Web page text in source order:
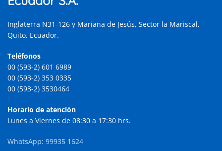
Inglaterra N31-126 y Mariana de Jesús, Sector la Mariscal,
Quito, Ecuador.
Teléfonos
00 (593-2) 601 6989
00 (593-2) 353 0335
00 (593-2) 3530464
Horario de atención
Lunes a Viernes de 08:30 a 17:30 hrs.
WhatsApp: 99935 1624